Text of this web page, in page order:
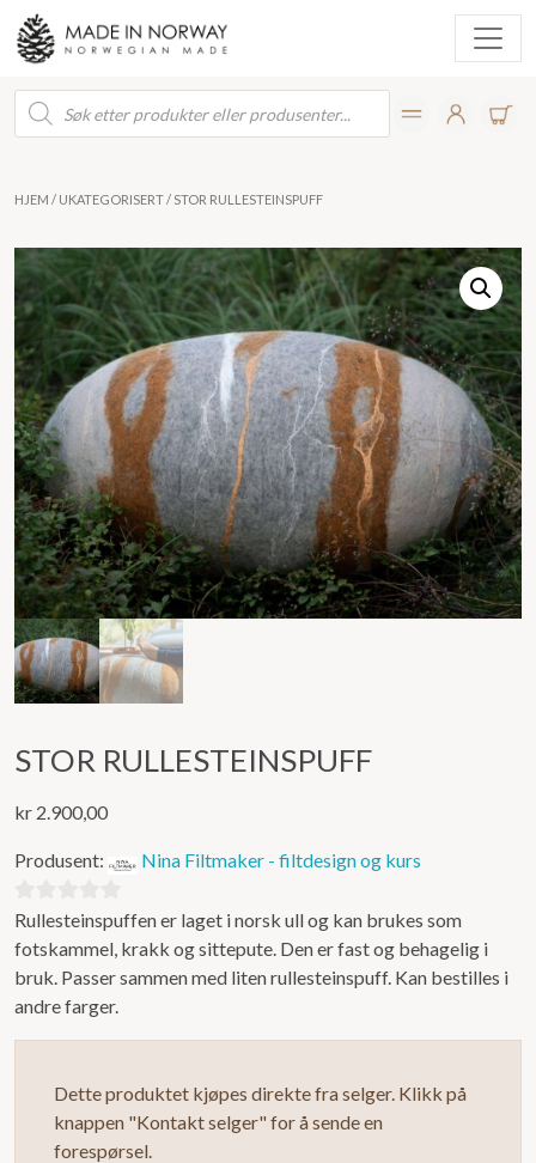
Products
search
HJEM / UKATEGORISERT/ STOR RULLESTEINSPUFF
STOR RULLESTEINSPUFF
kr 2.900,00
Produsent: Nina Filtmaker - filtdesign og kurs
0
ut
av
5
Rullesteinspuffen er laget i norsk ull og kan brukes som
fotskammel, krakk og sittepute. Den er fast og behagelig i
bruk. Passer sammen med liten rullesteinspuff. Kan bestilles i
andre farger.
Dette produktet kjøpes direkte fra selger. Klikk på
knappen "Kontakt selger" for å sende en
forespørsel.